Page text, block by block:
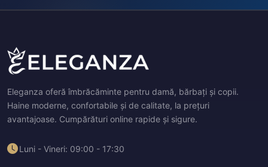
Eleganza oferă îmbrăcăminte pentru damă, bărbați și copii.
Haine moderne, confortabile și de calitate, la prețuri
avantajoase. Cumpărături online rapide și sigure.
Luni - Vineri: 09:00 - 17:30